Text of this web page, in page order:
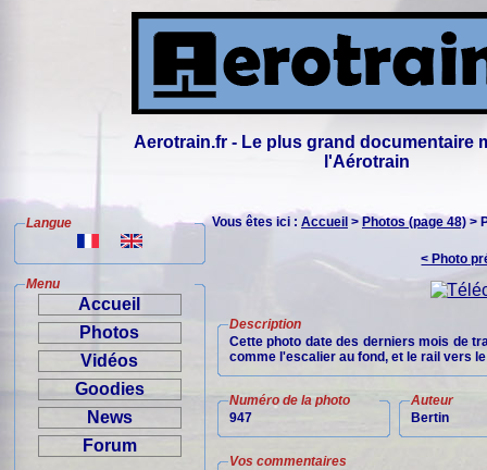
Aerotrain.fr - Le plus grand documentaire
l'Aérotrain
Langue
Menu
Accueil
Photos
Vidéos
Goodies
News
Forum
Vous êtes ici : Accueil > Photos (page 48) >
< Photo
Description
Cette photo date des derniers mois de
comme l'escalier au fond, et le rail vers
Numéro de la photo
947
Auteur
Bertin
Vos commentaires